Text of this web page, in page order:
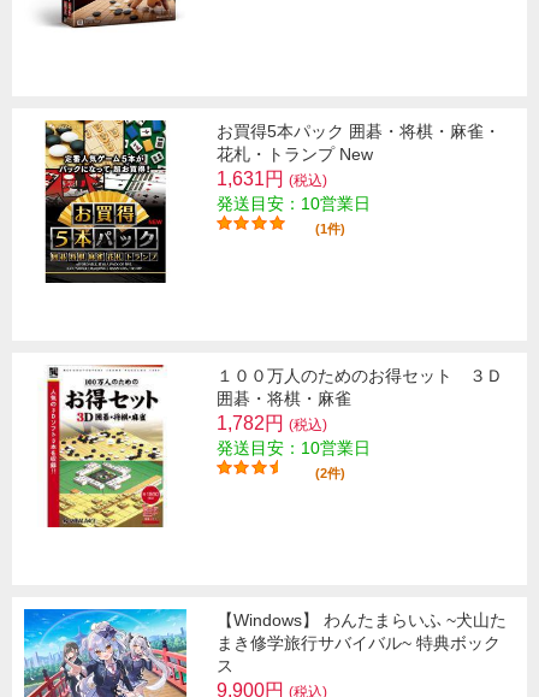
お買得5本パック 囲碁・将棋・麻雀・
花札・トランプ New
1,631円 (税込)
発送目安：10営業日
(1件)
１００万人のためのお得セット ３Ｄ
囲碁・将棋・麻雀
1,782円 (税込)
発送目安：10営業日
(2件)
【Windows】 わんたまらいふ ~犬山た
まき修学旅行サバイバル~ 特典ボック
ス
9,900円 (税込)